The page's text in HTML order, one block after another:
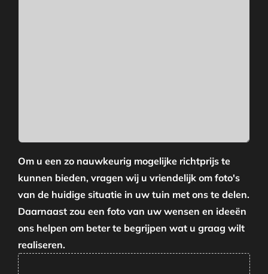
Om u een zo nauwkeurig mogelijke richtprijs te
kunnen bieden, vragen wij u vriendelijk om foto's
van de huidige situatie in uw tuin met ons te delen.
Daarnaast zou een foto van uw wensen en ideeën
ons helpen om beter te begrijpen wat u graag wilt
realiseren.